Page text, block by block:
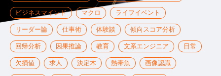
ビジネスマインド マクロ ライフイベント
リーダー論 仕事術 体験談 傾向スコア分析
回帰分析 因果推論 教育 文系エンジニア 日常
欠損値 求人 決定木 熱帯魚 画像認識